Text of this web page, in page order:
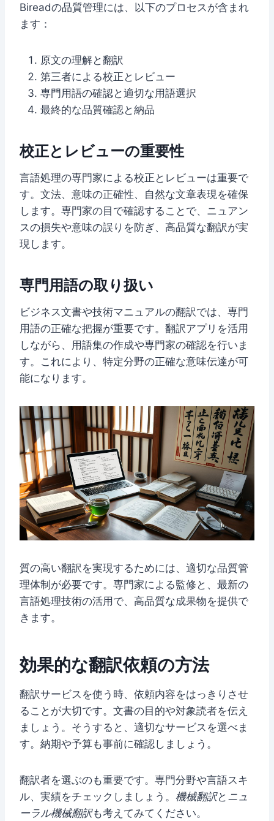
Bireadの品質管理には、以下のプロセスが含まれ
ます：
原文の理解と翻訳
第三者による校正とレビュー
専門用語の確認と適切な用語選択
最終的な品質確認と納品
校正とレビューの重要性
言語処理の専門家による校正とレビューは重要で
す。文法、意味の正確性、自然な文章表現を確保
します。専門家の目で確認することで、ニュアン
スの損失や意味の誤りを防ぎ、高品質な翻訳が実
現します。
専門用語の取り扱い
ビジネス文書や技術マニュアルの翻訳では、専門
用語の正確な把握が重要です。翻訳アプリを活用
しながら、用語集の作成や専門家の確認を行いま
す。これにより、特定分野の正確な意味伝達が可
能になります。
質の高い翻訳を実現するためには、適切な品質管
理体制が必要です。専門家による監修と、最新の
言語処理技術の活用で、高品質な成果物を提供で
きます。
効果的な翻訳依頼の方法
翻訳サービスを使う時、依頼内容をはっきりさせ
ることが大切です。文書の目的や対象読者を伝え
ましょう。そうすると、適切なサービスを選べま
す。納期や予算も事前に確認しましょう。
翻訳者を選ぶのも重要です。専門分野や言語スキ
ル、実績をチェックしましょう。 機械翻訳と ニュ
ーラル機械翻訳も考えてみてください。